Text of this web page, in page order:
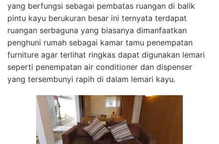
yang berfungsi sebagai pembatas ruangan di balik
pintu kayu berukuran besar ini ternyata terdapat
ruangan serbaguna yang biasanya dimanfaatkan
penghuni rumah sebagai kamar tamu penempatan
furniture agar terlihat ringkas dapat digunakan lemari
seperti penempatan air conditioner dan dispenser
yang tersembunyi rapih di dalam lemari kayu.